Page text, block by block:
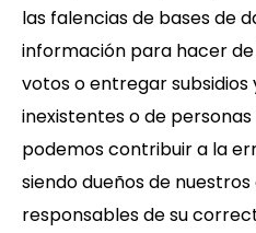
las falencias de bases de
información para hacer
votos o entregar subsidios
inexistentes o de
podemos contribuir a la
siendo dueños de
responsables de su